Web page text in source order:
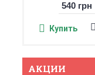
540 грн
Купить
АКЦИИ